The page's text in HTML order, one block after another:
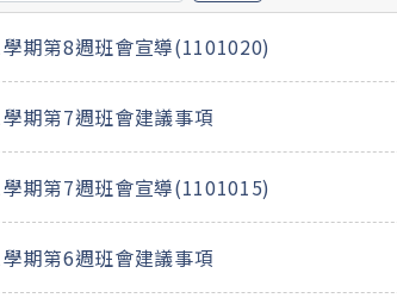
期第8週班會宣導(1101020)
期第7週班會建議事項
期第7週班會宣導(1101015)
期第6週班會建議事項